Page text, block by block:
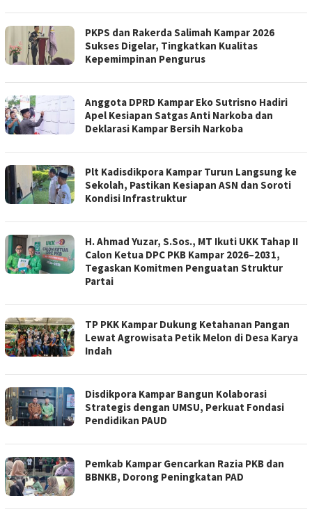
PKPS dan Rakerda Salimah Kampar 2026
Sukses Digelar, Tingkatkan Kualitas
Kepemimpinan Pengurus
Anggota DPRD Kampar Eko Sutrisno Hadiri
Apel Kesiapan Satgas Anti Narkoba dan
Deklarasi Kampar Bersih Narkoba
Plt Kadisdikpora Kampar Turun Langsung ke
Sekolah, Pastikan Kesiapan ASN dan Soroti
Kondisi Infrastruktur
H. Ahmad Yuzar, S.Sos., MT Ikuti UKK Tahap II
Calon Ketua DPC PKB Kampar 2026–2031,
Tegaskan Komitmen Penguatan Struktur
Partai
TP PKK Kampar Dukung Ketahanan Pangan
Lewat Agrowisata Petik Melon di Desa Karya
Indah
Disdikpora Kampar Bangun Kolaborasi
Strategis dengan UMSU, Perkuat Fondasi
Pendidikan PAUD
Pemkab Kampar Gencarkan Razia PKB dan
BBNKB, Dorong Peningkatan PAD